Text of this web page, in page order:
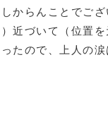
からんことでご
近づいて（位置
たので、上人の涙